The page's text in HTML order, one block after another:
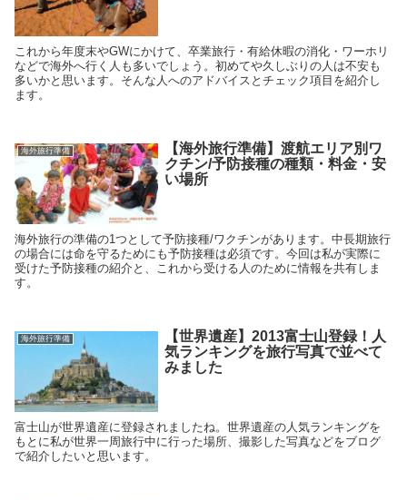
これから年度末やGWにかけて、卒業旅行・有給休暇の消化・ワーホリ
などで海外へ行く人も多いでしょう。初めてや久しぶりの人は不安も
多いかと思います。そんな人へのアドバイスとチェック項目を紹介し
ます。
海外旅行準備
【海外旅行準備】渡航エリア別ワ
クチン/予防接種の種類・料金・安
い場所
海外旅行の準備の1つとして予防接種/ワクチンがあります。中長期旅行
の場合には命を守るためにも予防接種は必須です。今回は私が実際に
受けた予防接種の紹介と、これから受ける人のために情報を共有しま
す。
海外旅行準備
【世界遺産】2013富士山登録！人
気ランキングを旅行写真で並べて
みました
富士山が世界遺産に登録されましたね。世界遺産の人気ランキングを
もとに私が世界一周旅行中に行った場所、撮影した写真などをブログ
で紹介したいと思います。